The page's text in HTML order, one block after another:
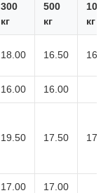
300
кг
500
кг
1000
кг
18.00 16.50
16.00 16.00
19.50 17.50
17.00 17.00